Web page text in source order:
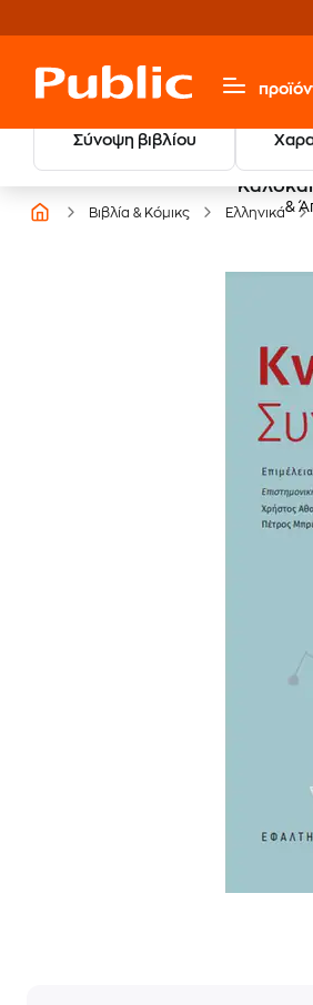
Σύνοψη βιβλίου
&
Βιβλία & Κόμικς Ελληνικά